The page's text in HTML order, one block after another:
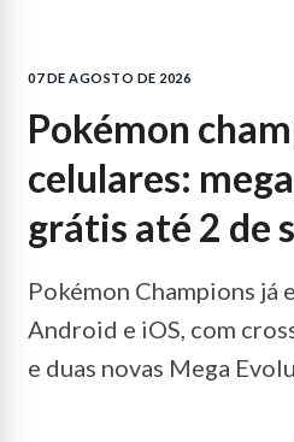
07 DE AGOSTO DE 2026
pokémon champions nos
celulares:
grátis até 2 de
Pokémon Champions já
Android e iOS, com
e duas novas Mega